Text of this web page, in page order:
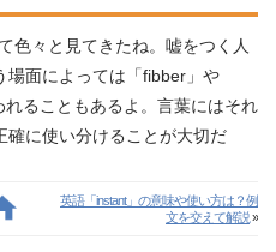
色々と見てきたね。嘘をつく人
場面によっては「fibber」や
れることもあるよ。言葉にはそれ
確に使い分けることが大切だ
英語「instant」の意味や使い方は？例
文を交えて解説»